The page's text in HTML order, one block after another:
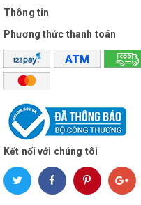
Thông tin
Phương thức thanh toán
Kết nối với chúng tôi